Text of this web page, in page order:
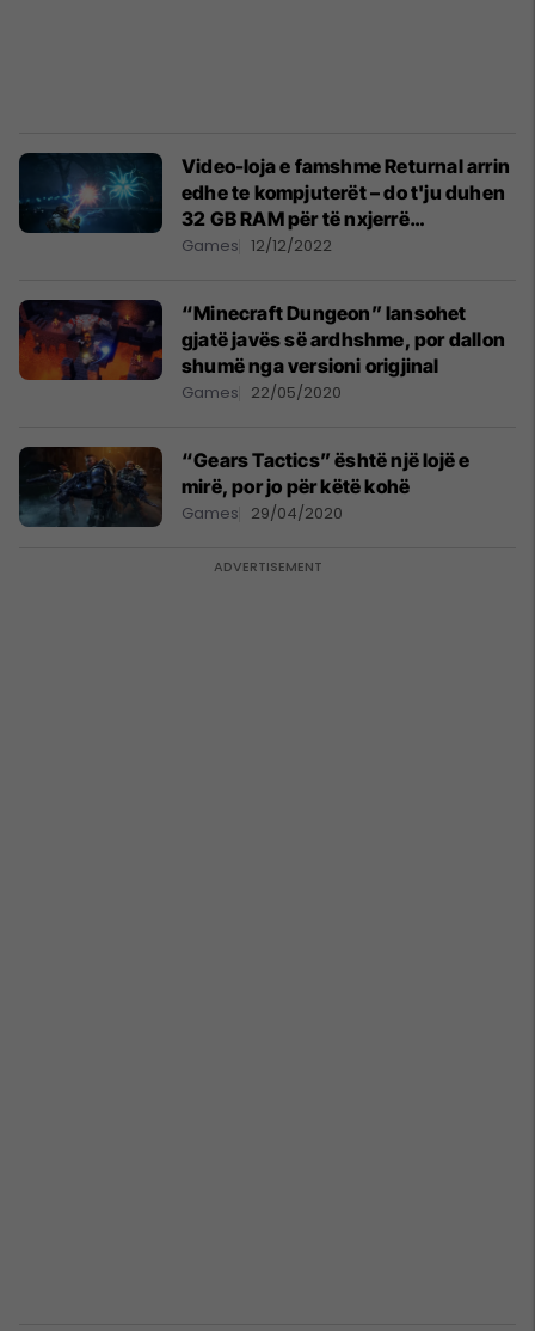
Video-loja e famshme Returnal arrin
edhe te kompjuterët – do t'ju duhen
32 GB RAM për të nxjerrë
maksimumin e saj
Games 12/12/2022
“Minecraft Dungeon” lansohet
gjatë javës së ardhshme, por dallon
shumë nga versioni origjinal
Games 22/05/2020
“Gears Tactics” është një lojë e
mirë, por jo për këtë kohë
Games 29/04/2020